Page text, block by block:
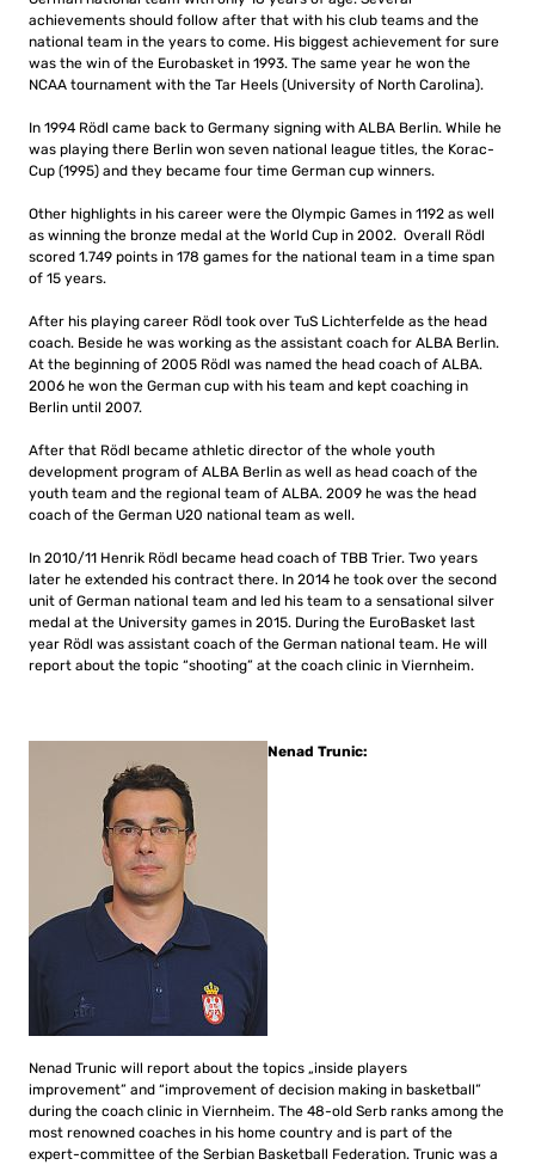
achievements should follow after that with his club teams and the
national team in the years to come. His biggest achievement for sure
was the win of the Eurobasket in 1993. The same year he won the
NCAA tournament with the Tar Heels (University of North Carolina).
In 1994 Rödl came back to Germany signing with ALBA Berlin. While he
was playing there Berlin won seven national league titles, the Korac-
Cup (1995) and they became four time German cup winners.
Other highlights in his career were the Olympic Games in 1192 as well
as winning the bronze medal at the World Cup in 2002. Overall Rödl
scored 1.749 points in 178 games for the national team in a time span
of 15 years.
After his playing career Rödl took over TuS Lichterfelde as the head
coach. Beside he was working as the assistant coach for ALBA Berlin.
At the beginning of 2005 Rödl was named the head coach of ALBA.
2006 he won the German cup with his team and kept coaching in
Berlin until 2007.
After that Rödl became athletic director of the whole youth
development program of ALBA Berlin as well as head coach of the
youth team and the regional team of ALBA. 2009 he was the head
coach of the German U20 national team as well.
In 2010/11 Henrik Rödl became head coach of TBB Trier. Two years
later he extended his contract there. In 2014 he took over the second
unit of German national team and led his team to a sensational silver
medal at the University games in 2015. During the EuroBasket last
year Rödl was assistant coach of the German national team. He will
report about the topic “shooting” at the coach clinic in Viernheim.
Nenad Trunic:
Nenad Trunic will report about the topics „inside players
improvement” and “improvement of decision making in basketball”
during the coach clinic in Viernheim. The 48-old Serb ranks among the
most renowned coaches in his home country and is part of the
expert-committee of the Serbian Basketball Federation. Trunic was a